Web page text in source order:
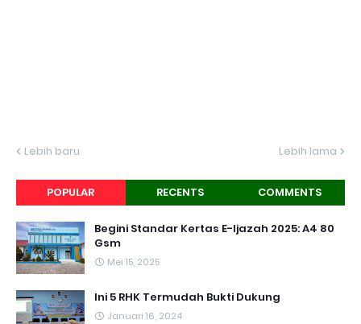
Lebih baru Lebih lama
POPULAR RECENTS COMMENTS
Begini Standar Kertas E-Ijazah 2025: A4 80
Gsm
Mei 15, 2025
Ini 5 RHK Termudah Bukti Dukung
Januari 16, 2024